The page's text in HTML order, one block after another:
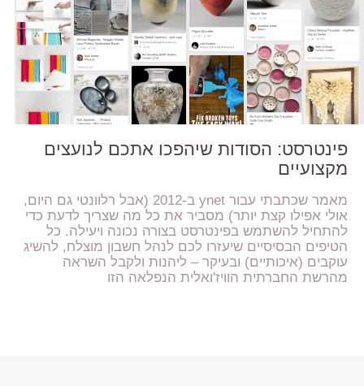
פינטרסט: הסודות שיהפכו אתכם לנועצים
מקצועיים
מאמר שכתבתי עבור ynet ב-2012 (אבל רלוונטי גם היום,
אולי אפילו קצת יותר) מסביר את כל מה שצריך לדעת כדי
להתחיל להשתמש בפינטרסט בצורה נכונה ויעילה. כל
הטיפים הבסיסיים שיעזרו לכם לנהל חשבון מוצלח, להשיג
עוקבים (איכותיים) ובעיקר – ליהנות ולקבל השראה
מהרשת החברתית הוויז'ואלית הנפלאה הזו